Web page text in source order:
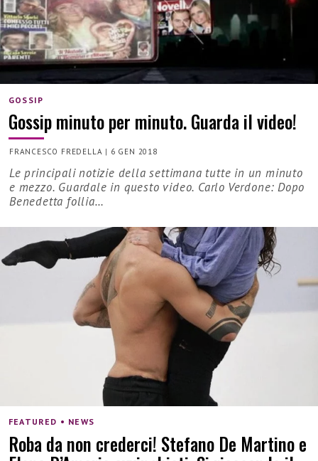
GOSSIP
Gossip minuto per minuto. Guarda il video!
FRANCESCO FREDELLA | 6 GEN 2018
Le principali notizie della settimana tutte in un minuto
e mezzo. Guardale in questo video. Carlo Verdone: Dopo
Benedetta follia…
FEATURED • NEWS
Roba da non crederci! Stefano De Martino e